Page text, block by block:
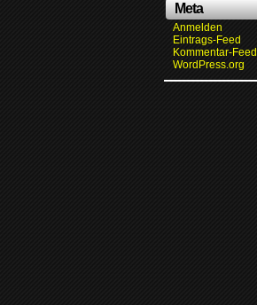
Meta
Anmelden
Eintrags-Feed
Kommentar-Feed
WordPress.org